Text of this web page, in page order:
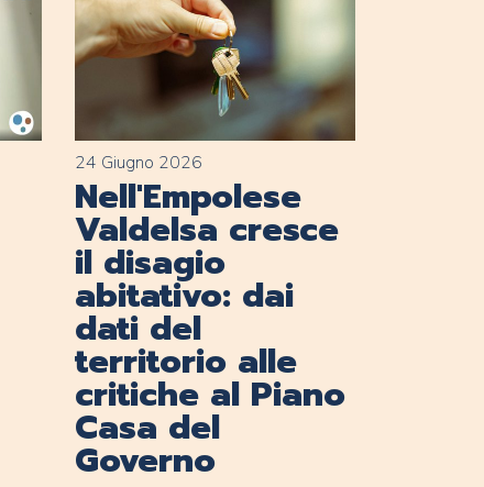
24 Giugno 2026
Nell'Empolese
Valdelsa cresce
il disagio
abitativo: dai
dati del
territorio alle
critiche al Piano
Casa del
Governo